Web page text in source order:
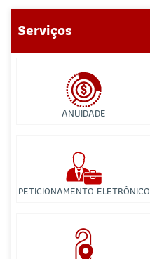
Serviços
ANUIDADE
PETICIONAMENTO ELETRÔNICO